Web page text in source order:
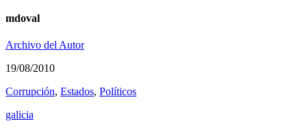
mdoval
Archivo del Autor
19/08/2010
Corrupción, Estados, Polí­ticos
galicia